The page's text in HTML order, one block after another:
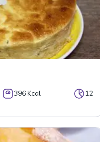
396 Kcal 12